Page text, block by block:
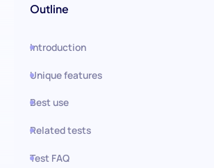
Outline
Introduction
Unique features
Best use
Related tests
Test FAQ